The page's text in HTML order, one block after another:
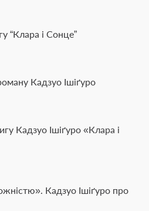
“Клара і Сонце”
Кадзуо Ішіґуро
Кадзуо Ішіґуро «Клара і
Кадзуо Ішіґуро про